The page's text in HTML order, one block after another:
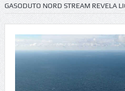
GASODUTO NORD STREAM REVELA